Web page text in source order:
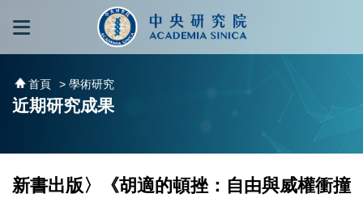
跳到主要內容區塊
首頁 > 學術研究
近期研究成果
新書出版〉《胡適的頓挫：自由與威權衝撞